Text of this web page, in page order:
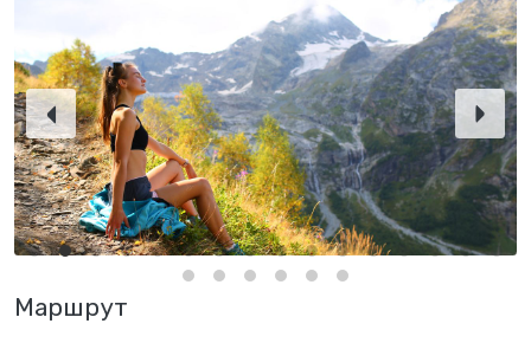
Маршрут